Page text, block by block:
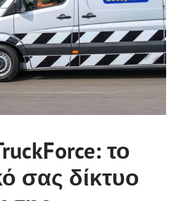
το
σας δίκτυο